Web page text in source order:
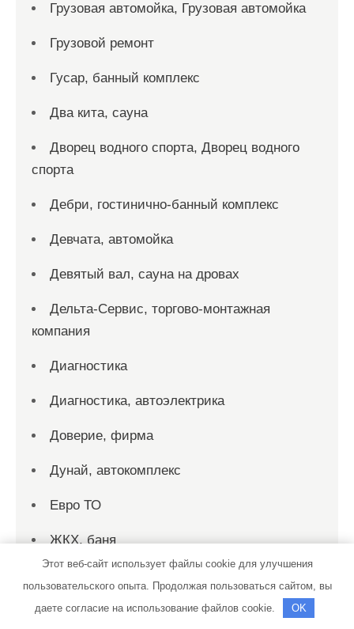
Грузовая автомойка, Грузовая автомойка
Грузовой ремонт
Гусар, банный комплекс
Два кита, сауна
Дворец водного спорта, Дворец водного
спорта
Дебри, гостинично-банный комплекс
Девчата, автомойка
Девятый вал, сауна на дровах
Дельта-Сервис, торгово-монтажная
компания
Диагностика
Диагностика, автоэлектрика
Доверие, фирма
Дунай, автокомплекс
Евро ТО
ЖКХ, баня
Заправка автокондиционеров
Звезда
Этот веб-сайт использует файлы cookie для улучшения
пользовательского опыта. Продолжая пользоваться сайтом, вы
даете согласие на использование файлов cookie.
OK